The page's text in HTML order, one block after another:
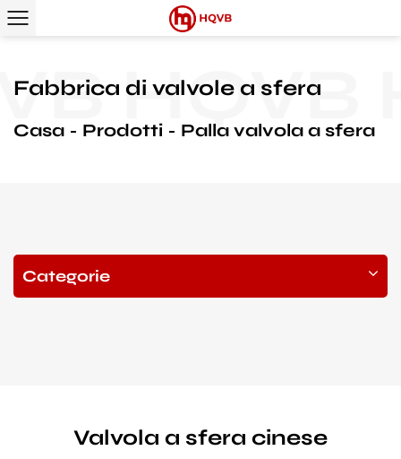
HQVB
Fabbrica di valvole a sfera
Casa Prodotti Palla valvola a sfera
Categorie
Valvola a sfera cinese